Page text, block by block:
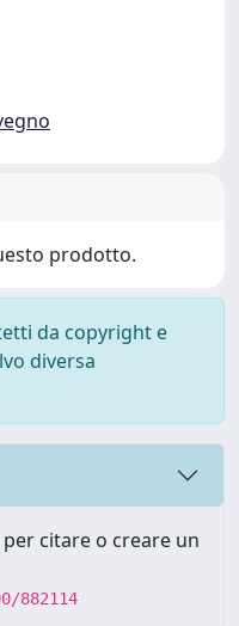
prodotto.
da copyright e
diversa
citare o creare un
882114